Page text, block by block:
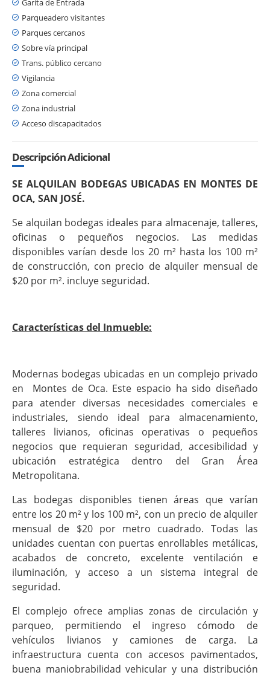
Garita de Entrada
Parqueadero visitantes
Parques cercanos
Sobre vía principal
Trans. público cercano
Vigilancia
Zona comercial
Zona industrial
Acceso discapacitados
Descripción Adicional
SE ALQUILAN BODEGAS UBICADAS EN MONTES DE
OCA, SAN JOSÉ.
Se alquilan bodegas ideales para almacenaje, talleres,
oficinas o pequeños negocios. Las medidas
disponibles varían desde los 20 m² hasta los 100 m²
de construcción, con precio de alquiler mensual de
$20 por m². incluye seguridad.
Características del Inmueble:
Modernas bodegas ubicadas en un complejo privado
en Montes de Oca. Este espacio ha sido diseñado
para atender diversas necesidades comerciales e
industriales, siendo ideal para almacenamiento,
talleres livianos, oficinas operativas o pequeños
negocios que requieran seguridad, accesibilidad y
ubicación estratégica dentro del Gran Área
Metropolitana.
Las bodegas disponibles tienen áreas que varían
entre los 20 m² y los 100 m², con un precio de alquiler
mensual de $20 por metro cuadrado. Todas las
unidades cuentan con puertas enrollables metálicas,
acabados de concreto, excelente ventilación e
iluminación, y acceso a un sistema integral de
seguridad.
El complejo ofrece amplias zonas de circulación y
parqueo, permitiendo el ingreso cómodo de
vehículos livianos y camiones de carga. La
infraestructura cuenta con accesos pavimentados,
buena maniobrabilidad vehicular y una distribución